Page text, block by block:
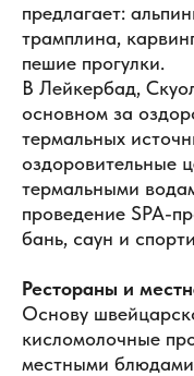
предлагает:
трамплина,
пешие прогулки.
В Лейкербад,
основном за
термальных
оздоровительные
термальными
проведение SPA-
бань, саун и
Рестораны и
Основу
кисломолочные
местными